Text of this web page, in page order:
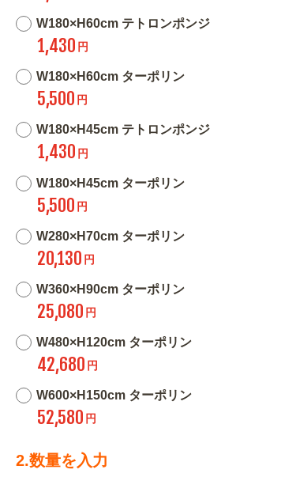
W180×H60cm テトロンポンジ
1,430 円
W180×H60cm ターポリン
5,500 円
W180×H45cm テトロンポンジ
1,430 円
W180×H45cm ターポリン
5,500 円
W280×H70cm ターポリン
20,130 円
W360×H90cm ターポリン
25,080 円
W480×H120cm ターポリン
42,680 円
W600×H150cm ターポリン
52,580 円
2.数量を入力